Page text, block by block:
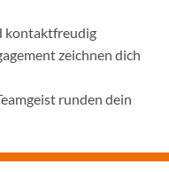
kontaktfreudig
zeichnen dich
runden dein